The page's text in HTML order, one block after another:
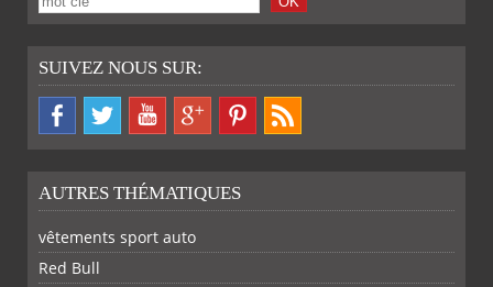
SUIVEZ NOUS SUR:
AUTRES THÉMATIQUES
vêtements sport auto
Red Bull